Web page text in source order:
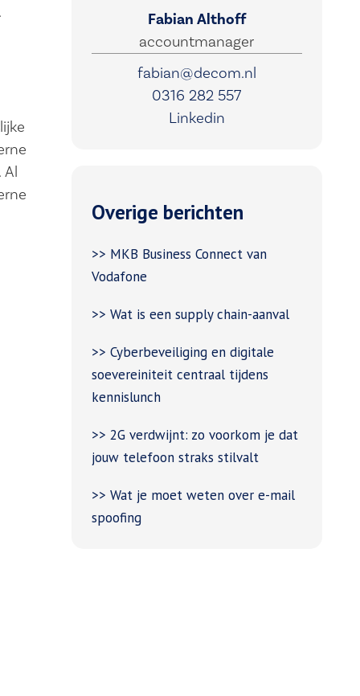
Al
Fabian Althoff
accountmanager
fabian@decom.nl
0316 282 557
Linkedin
Overige berichten
>> MKB Business Connect van
Vodafone
>> Wat is een supply chain-aanval
>> Cyberbeveiliging en digitale
soevereiniteit centraal tijdens
kennislunch
>> 2G verdwijnt: zo voorkom je dat
jouw telefoon straks stilvalt
>> Wat je moet weten over e-mail
spoofing